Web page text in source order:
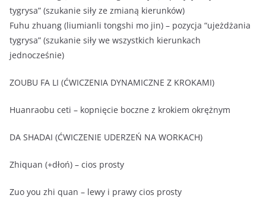
tygrysa” (szukanie siły ze zmianą kierunków)
Fuhu zhuang (liumianli tongshi mo jin) – pozycja “ujeżdżania
tygrysa” (szukanie siły we wszystkich kierunkach
jednocześnie)
ZOUBU FA LI (ĆWICZENIA DYNAMICZNE Z KROKAMI)
Huanraobu ceti – kopnięcie boczne z krokiem okrężnym
DA SHADAI (ĆWICZENIE UDERZEŃ NA WORKACH)
Zhiquan (+dłoń) – cios prosty
Zuo you zhi quan – lewy i prawy cios prosty